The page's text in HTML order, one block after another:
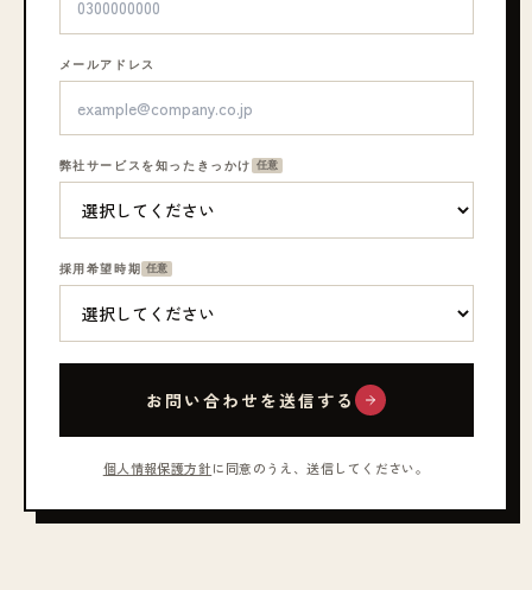
メールアドレス
弊社サービスを知ったきっかけ 任意
採用希望時期 任意
お問い合わせを送信する
個人情報保護方針に同意のうえ、送信してください。